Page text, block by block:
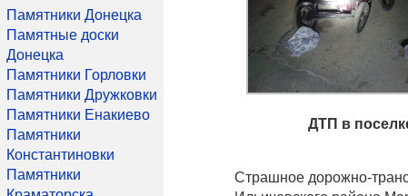
ДТП в
Страшное дорожно-
Памятники Донецка
Памятные доски
Донецка
Памятники Горловки
Памятники Дружковки
Памятники Енакиево
Памятники
Константиновки
Памятники